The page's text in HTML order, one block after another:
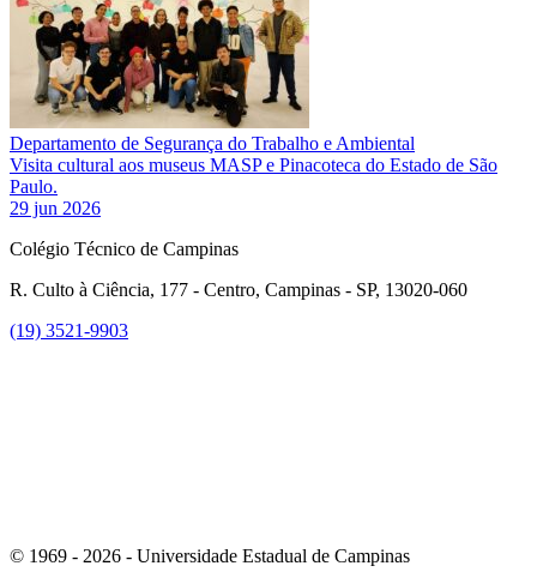
Departamento de Segurança do Trabalho e Ambiental
Visita cultural aos museus MASP e Pinacoteca do Estado de São
Paulo.
29 jun 2026
Colégio Técnico de Campinas
R. Culto à Ciência, 177 - Centro, Campinas - SP, 13020-060
(19) 3521-9903
© 1969 - 2026 - Universidade Estadual de Campinas